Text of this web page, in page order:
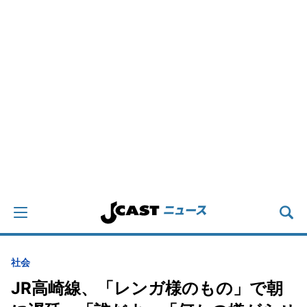
社会
JR高崎線、「レンガ様のもの」で朝